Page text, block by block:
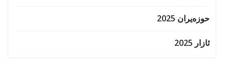
حوزه‌یران 2025
ئازار 2025